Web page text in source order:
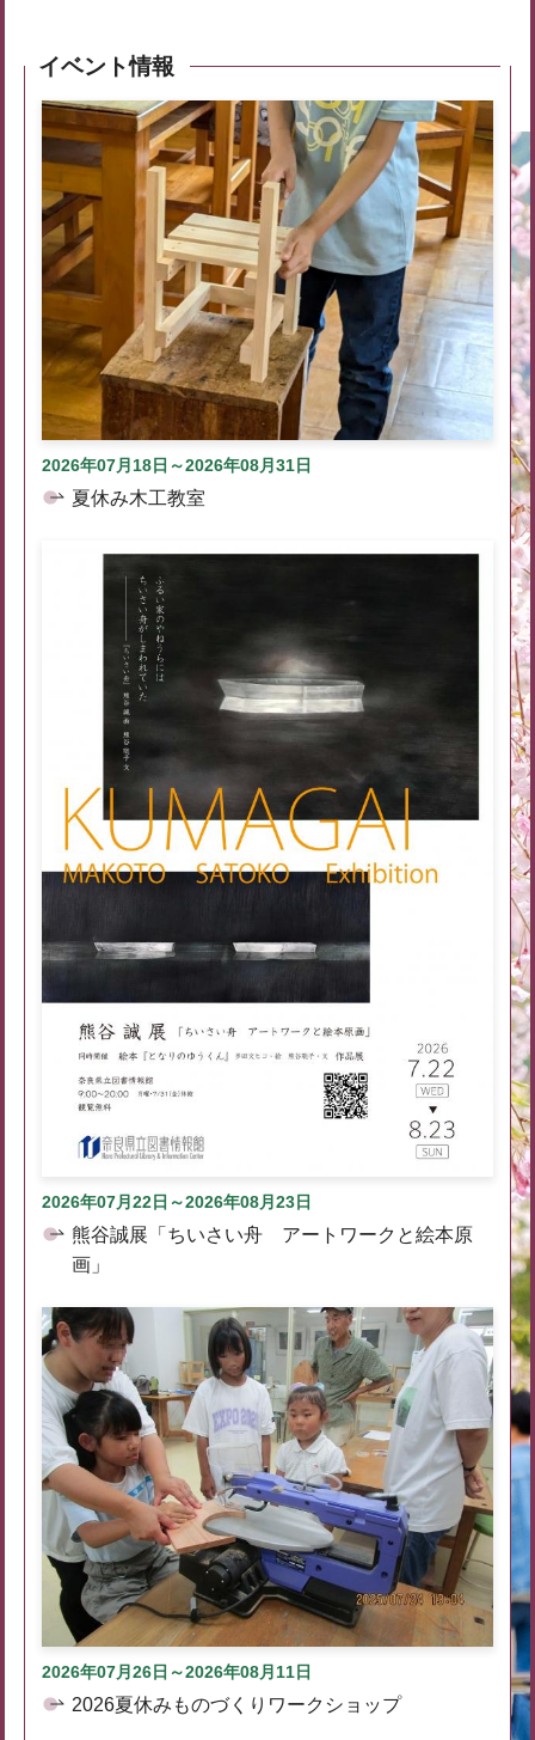
イベント情報
2026年07月18日～2026年08月31日
夏休み木工教室
2026年07月22日～2026年08月23日
熊谷誠展「ちいさい舟 アートワークと絵本原
画」
2026年07月26日～2026年08月11日
2026夏休みものづくりワークショップ